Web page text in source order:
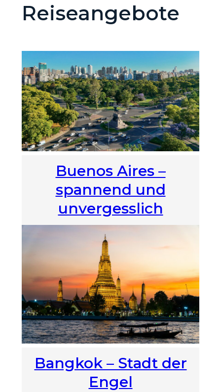
Reiseangebote
Buenos Aires –
spannend und
unvergesslich
Bangkok – Stadt der
Engel